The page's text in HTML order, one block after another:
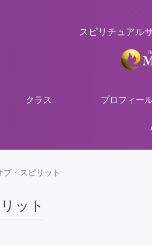
スピリチュアル
クラス プロフィー
ブ・スピリット
ット